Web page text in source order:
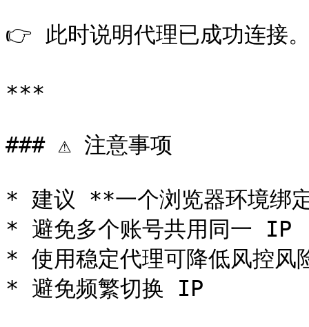
👉 此时说明代理已成功连接
***
### ⚠️ 注意事项
* 建议 **一个浏览器环境绑
* 避免多个账号共用同一 IP
* 使用稳定代理可降低风控风
* 避免频繁切换 IP